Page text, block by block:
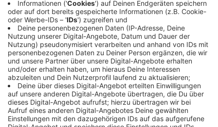
Schuleschwänzens" sei keine ärztliche Aufgabe,
blockiere hingegen die knappen Ressourcen in den
Praxen. Der BVKJ plädierte für andere Wege. "Eltern
sollten problemlos die Möglichkeit haben, auch rund
um die Ferien selbst Atteste für ihre Kinder zu
schreiben, so wie es sonst im Schuljahr ja auch erlaubt
ist", mahnte Westfalen-Lippe-Landesverbandschef
Marcus Heidemann. "Wenn der Staat die Eltern am
eigenmächtigen Ausdehnen der Ferien hindern will,
muss er dies selbst bewerkstelligen."